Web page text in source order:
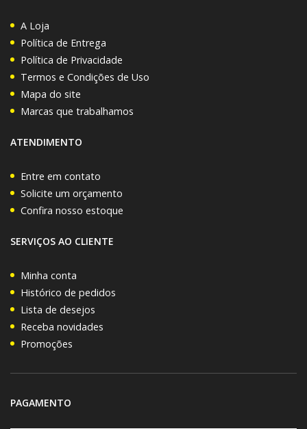
A Loja
Política de Entrega
Política de Privacidade
Termos e Condições de Uso
Mapa do site
Marcas que trabalhamos
ATENDIMENTO
Entre em contato
Solicite um orçamento
Confira nosso estoque
SERVIÇOS AO CLIENTE
Minha conta
Histórico de pedidos
Lista de desejos
Receba novidades
Promoções
PAGAMENTO